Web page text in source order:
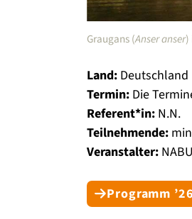
Graugans (Anser anser)
Land: Deutschland
Termin: Die
Referent*in: N.N.
Teilnehmende:
Veranstalter:
Programm